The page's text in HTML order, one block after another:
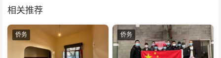
相关推荐
侨务 侨务